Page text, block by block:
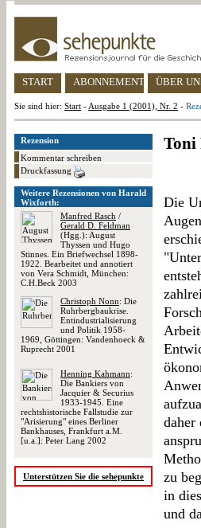
START ABONNEMENT ÜBER
Sie sind hier: Start - Ausgabe 1 (2001), Nr. 2 -
Rezension
Kommentar schreiben
Druckfassung
Weitere Rezensionen von Harald
Wixforth:
Manfred Rasch /
Gerald D. Feldman
(Hgg.): August
Thyssen und Hugo
Stinnes. Ein Briefwechsel 1898-
1922. Bearbeitet und annotiert
von Vera Schmidt, München:
C.H.Beck 2003
Christoph Nonn: Die
Ruhrbergbaukrise.
Entindustrialisierung
und Politik 1958-
1969, Göttingen: Vandenhoeck &
Ruprecht 2001
Henning Kahmann:
Die Bankiers von
Jacquier & Securius
1933-1945. Eine
rechtshistorische Fallstudie zur
"Arisierung" eines Berliner
Bankhauses, Frankfurt a.M.
[u.a.]: Peter Lang 2002
Unterstützen Sie die sehepunkte
Toni
Die
daher
zu
in
und